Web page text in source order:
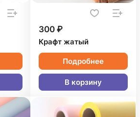
300 ₽
Крафт жатый
Подробнее
В корзину